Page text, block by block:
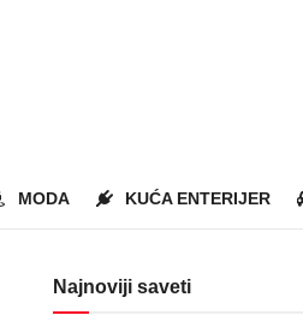
MODA KUĆA ENTERIJER
Najnoviji saveti